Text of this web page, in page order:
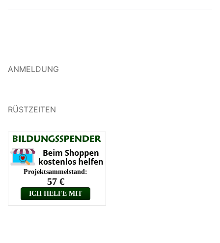
ANMELDUNG
RÜSTZEITEN